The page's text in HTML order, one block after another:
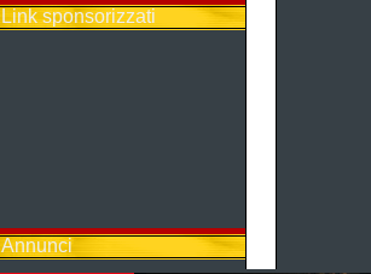
Link sponsorizzati
Annunci